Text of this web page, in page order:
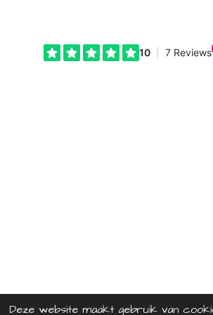
Deze website maakt gebruik van